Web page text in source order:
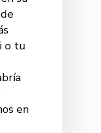
o tu
en